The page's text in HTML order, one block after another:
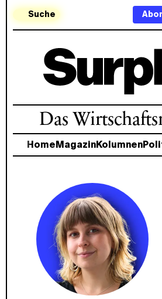
Suche
Das
Home MagazinKolumnen